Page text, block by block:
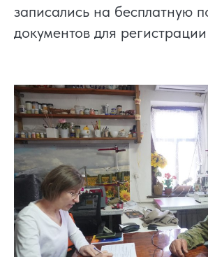
записались на бесплатную
документов для